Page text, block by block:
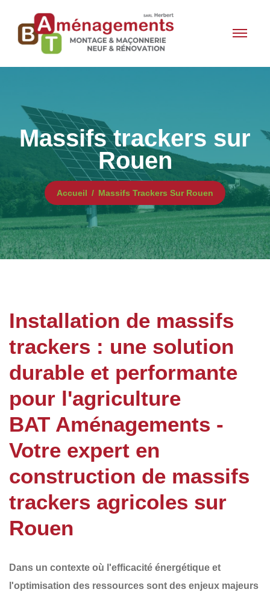
Massifs trackers sur
Rouen
Accueil Massifs Trackers Sur Rouen
Installation de massifs
trackers : une solution
durable et performante
pour l'agriculture
BAT Aménagements -
Votre expert en
construction de massifs
trackers agricoles sur
Rouen
Dans un contexte où l'efficacité énergétique et
l'optimisation des ressources sont des enjeux majeurs